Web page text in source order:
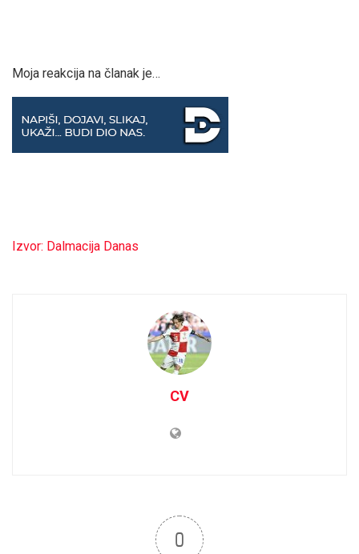
Moja reakcija na članak je…
Izvor: Dalmacija Danas
CV
0